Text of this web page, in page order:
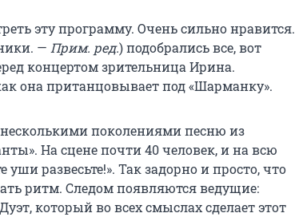
эту программу. Очень сильно нравится.
— Прим. ред.)подобрались все, вот
концертом зрительница Ирина.
она пританцовывает под «Шарманку».
поколениями песню из
На сцене почти 40 человек, и на всю
уши развесьте!». Так задорно и просто, что
ритм. Следом появляются ведущие:
который во всех смыслах сделает этот